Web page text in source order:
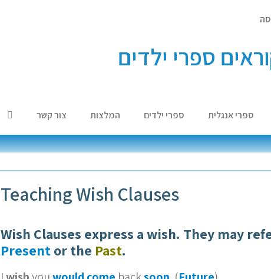
ספרי ילדים
ספרי אנגלית ספרי ילדים המלצות צור קשר
Teaching Wish Clauses
Wish Clauses express a wish. They may
Presentor the Past.